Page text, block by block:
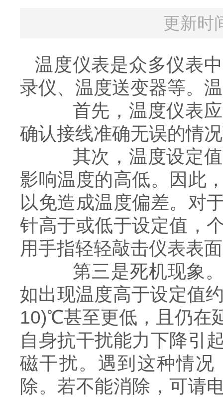
更新时
温度仪表是众多仪表
录仪、温度送变器等。
首先，温度仪表应
确认接线准确无误的情
其次，温度设定值
影响温度的高低。因此
以免造成温度偏差。对
针高于或低于设定值，
用手指轻轻敲击仪表表
第三是死机现象。
如出现温度高于设定值
10)℃甚至更低，且仍在
自身抗干扰能力下降引
磁干扰。遇到这种情
除。若不能消除，可请